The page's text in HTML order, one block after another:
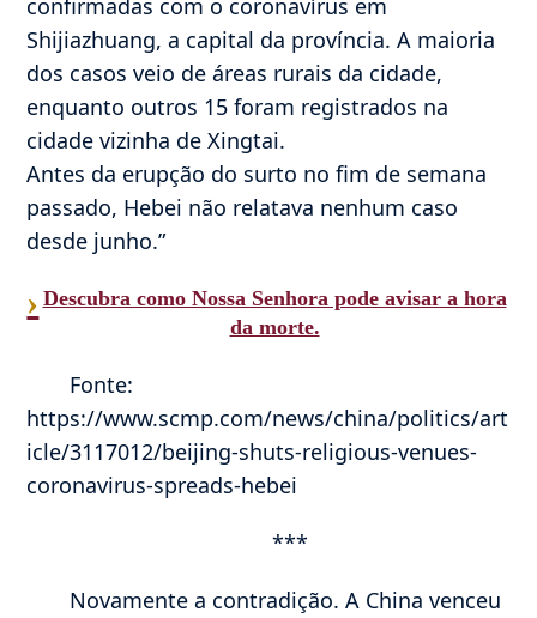
confirmadas com o coronavírus em
Shijiazhuang, a capital da província. A maioria
dos casos veio de áreas rurais da cidade,
enquanto outros 15 foram registrados na
cidade vizinha de Xingtai.
Antes da erupção do surto no fim de semana
passado, Hebei não relatava nenhum caso
desde junho.”
› Descubra como Nossa Senhora pode avisar a hora
da morte.
Fonte:
https://www.scmp.com/news/china/politics/art
icle/3117012/beijing-shuts-religious-venues-
coronavirus-spreads-hebei
***
Novamente a contradição. A China venceu